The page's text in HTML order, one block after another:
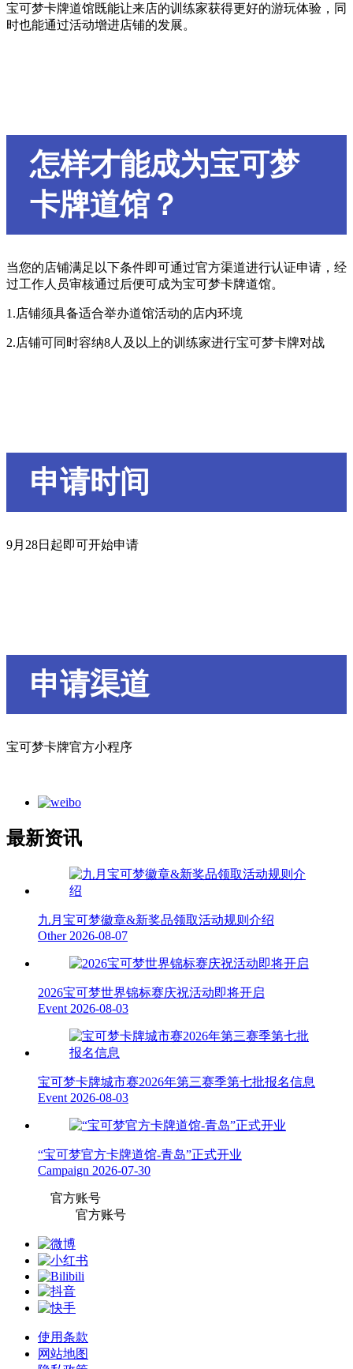
宝可梦卡牌道馆既能让来店的训练家获得更好的游玩体验，同
时也能通过活动增进店铺的发展。
怎样才能成为宝可梦
卡牌道馆？
当您的店铺满足以下条件即可通过官方渠道进行认证申请，经
过工作人员审核通过后便可成为宝可梦卡牌道馆。
1.店铺须具备适合举办道馆活动的店内环境
2.店铺可同时容纳8人及以上的训练家进行宝可梦卡牌对战
申请时间
9月28日起即可开始申请
申请渠道
宝可梦卡牌官方小程序
最新资讯
九月宝可梦徽章&新奖品领取活动规则介绍
Other 2026-08-07
2026宝可梦世界锦标赛庆祝活动即将开启
Event 2026-08-03
宝可梦卡牌城市赛2026年第三赛季第七批报名信息
Event 2026-08-03
“宝可梦官方卡牌道馆-青岛”正式开业
Campaign 2026-07-30
官方账号
官方账号
使用条款
网站地图